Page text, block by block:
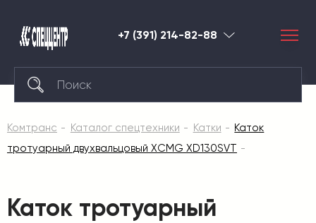
+7 (391) 214-82-88 Красноярск
Комтранс Каталог спецтехники Катки
Каток
тротуарный двухвальцовый XCMG XD130SVT
Каток тротуарный